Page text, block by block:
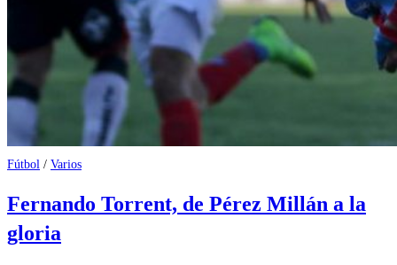
Fútbol / Varios
Fernando Torrent, de Pérez Millán a la
gloria